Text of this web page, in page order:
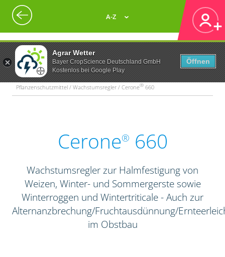
Agrar Wetter
Bayer CropScience Deutschland GmbH
Kostenlos bei Google Play
Öffnen
A-Z
Pflanzenschutzmittel / Wachstumsregler / Cerone® 660
Cerone® 660
Wachstumsregler zur Halmfestigung von
Weizen, Winter- und Sommergerste sowie
Winterroggen und Wintertriticale - Auch zur
Alternanzbrechung/Fruchtausdünnung/
im Obstbau